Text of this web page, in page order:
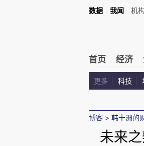
数据 我闻 机
首页 经济
更多 科技
博客 > 韩十洲的
未来